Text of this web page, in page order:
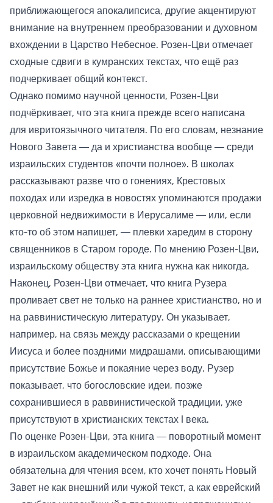
приближающегося апокалипсиса, другие акцентируют
внимание на внутреннем преобразовании и духовном
вхождении в Царство Небесное. Розен-Цви отмечает
сходные сдвиги в кумранских текстах, что ещё раз
подчеркивает общий контекст.
Однако помимо научной ценности, Розен-Цви
подчёркивает, что эта книга прежде всего написана
для ивритоязычного читателя. По его словам, незнание
Нового Завета — да и христианства вообще — среди
израильских студентов «почти полное». В школах
рассказывают разве что о гонениях, Крестовых
походах или изредка в новостях упоминаются продажи
церковной недвижимости в Иерусалиме — или, если
кто-то об этом напишет, — плевки харедим в сторону
священников в Старом городе. По мнению Розен-Цви,
израильскому обществу эта книга нужна как никогда.
Наконец, Розен-Цви отмечает, что книга Рузера
проливает свет не только на раннее христианство, но и
на раввинистическую литературу. Он указывает,
например, на связь между рассказами о крещении
Иисуса и более поздними мидрашами, описывающими
присутствие Божье и покаяние через воду. Рузер
показывает, что богословские идеи, позже
сохранившиеся в раввинистической традиции, уже
присутствуют в христианских текстах I века.
По оценке Розен-Цви, эта книга — поворотный момент
в израильском академическом подходе. Она
обязательна для чтения всем, кто хочет понять Новый
Завет не как внешний или чужой текст, а как еврейский